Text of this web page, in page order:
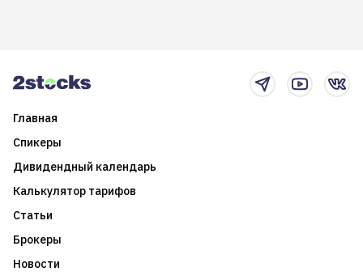
Главная
Спикеры
Дивидендный календарь
Калькулятор тарифов
Статьи
Брокеры
Новости